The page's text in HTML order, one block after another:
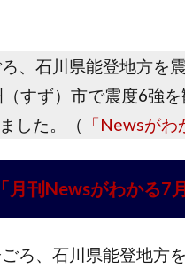
、石川県能登地方を
すず）市で震度6強
した。（
「Newsがわ
「月刊Newsがわかる7
ろ、石川県能登地方